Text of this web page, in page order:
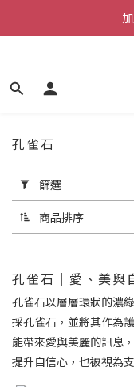
用
篩
選
(0/20)
價格
(NT$)
~
孔雀石
篩選
商品排序
孔雀石｜愛、美與
孔雀石以層層環狀的濃
採孔雀石，並將其作為
能帶來愛與美麗的訊息
提升自信心，也被視為